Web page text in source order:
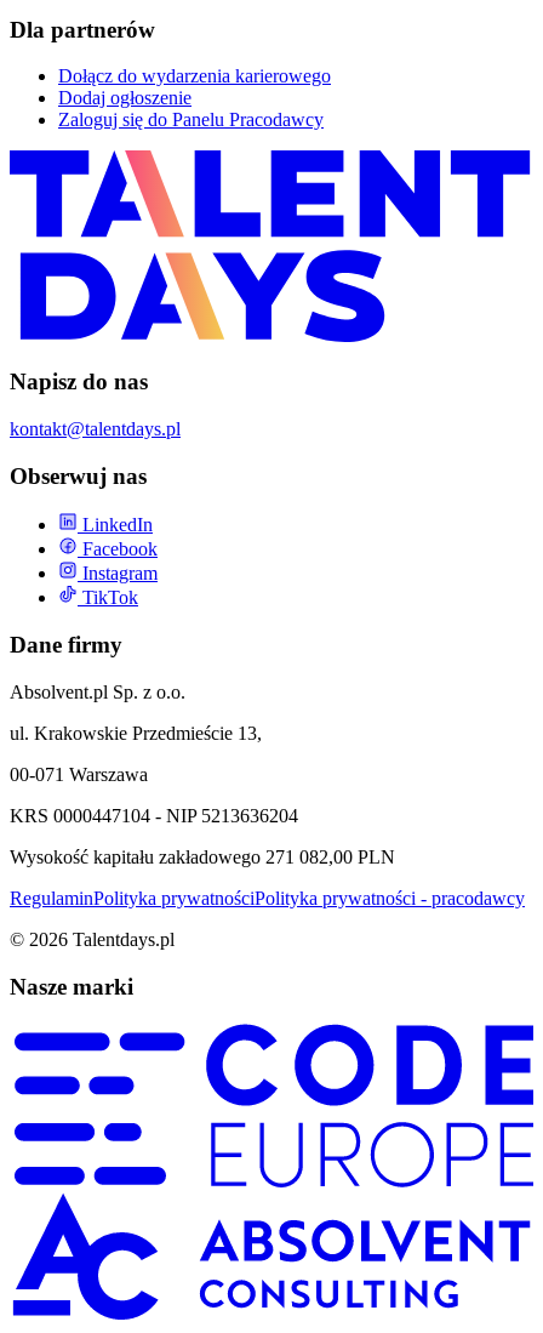
Dla partnerów
Dołącz do wydarzenia karierowego
Dodaj ogłoszenie
Zaloguj się do Panelu Pracodawcy
Napisz do nas
kontakt@talentdays.pl
Obserwuj nas
LinkedIn
Facebook
Instagram
TikTok
Dane firmy
Absolvent.pl Sp. z o.o.
ul. Krakowskie Przedmieście 13,
00-071 Warszawa
KRS 0000447104 - NIP 5213636204
Wysokość kapitału zakładowego 271 082,00 PLN
RegulaminPolityka prywatnościPolityka prywatności - pracodawcy
© 2026 Talentdays.pl
Nasze marki